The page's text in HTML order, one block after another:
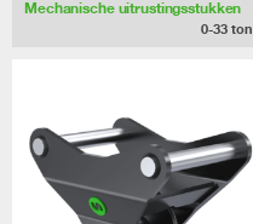
Mechanische uitrustingsstukken
0-33 ton